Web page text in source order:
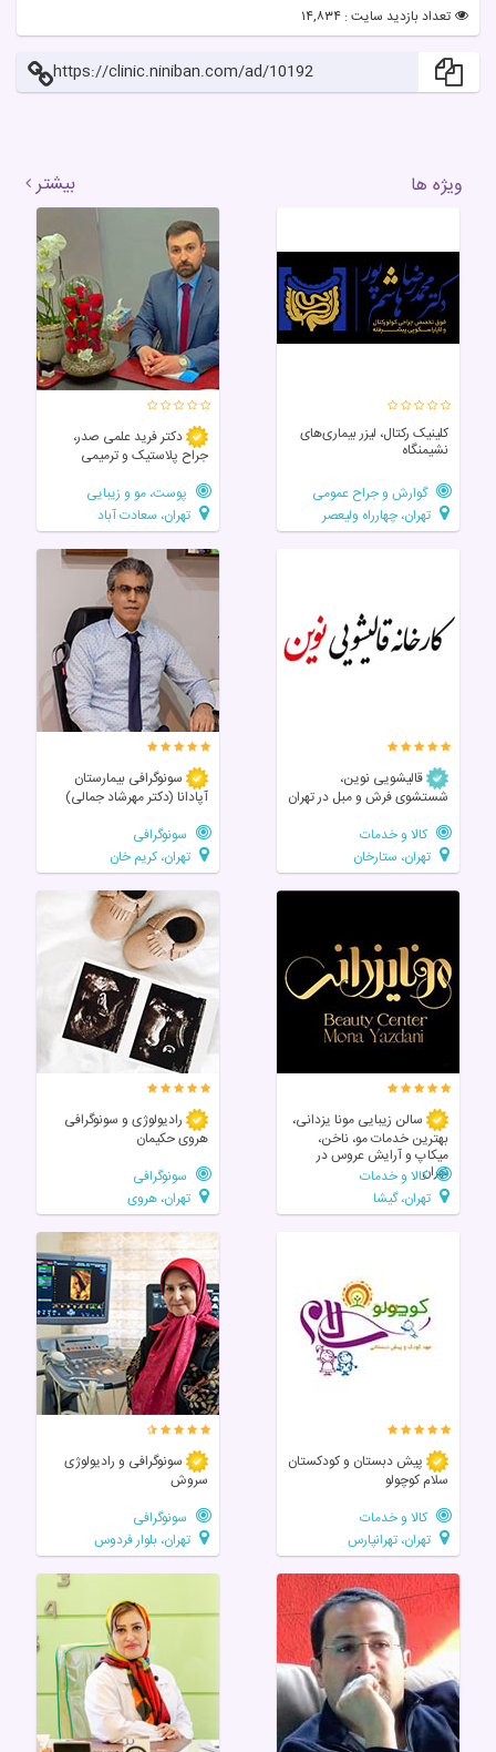
تعداد بازدید سایت : ۱۴,۸۳۴
https://clinic.niniban.com/ad/10192
ویژه ها بیشتر
کلینیک رکتال، لیزر بیماری‌های
نشیمنگاه
گوارش و جراح عمومی
تهران، چهارراه ولیعصر
دکتر فرید علمی صدر،
جراح پلاستیک و ترمیمی
پوست، مو و زیبایی
تهران، سعادت آباد
قالیشویی نوین،
شستشوی فرش و مبل در تهران
کالا و خدمات
تهران، ستارخان
سونوگرافی بیمارستان
آپادانا (دکتر مهرشاد جمالی)
سونوگرافی
تهران، کریم خان
سالن زیبایی مونا یزدانی،
بهترین خدمات مو، ناخن،
میکاپ و آرایش عروس در
تهرانکالا و خدمات
تهران، گیشا
رادیولوژی و سونوگرافی
هروی حکیمان
سونوگرافی
تهران، هروی
پیش دبستان و کودکستان
سلام کوچولو
کالا و خدمات
تهران، تهرانپارس
سونوگرافی و رادیولوژی
سروش
سونوگرافی
تهران، بلوار فردوس